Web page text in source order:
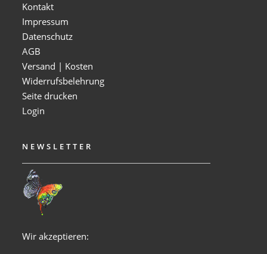
Kontakt
Impressum
Datenschutz
AGB
Versand | Kosten
Widerrufsbelehrung
Seite drucken
Login
NEWSLETTER
Wir akzeptieren: